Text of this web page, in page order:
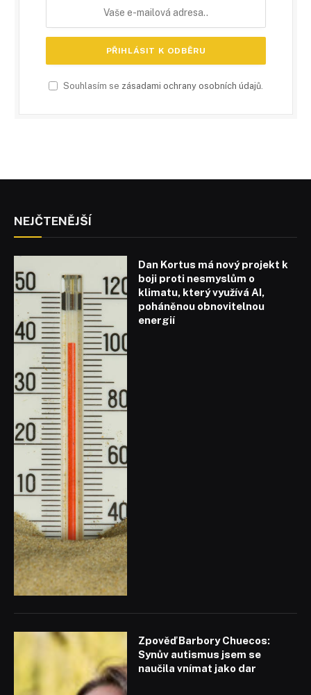
Souhlasím se zásadami ochrany osobních údajů.
NEJČTENĚJŠÍ
Dan Kortus má nový projekt k
boji proti nesmyslům o
klimatu, který využívá AI,
poháněnou obnovitelnou
energií
Zpověď Barbory Chuecos:
Synův autismus jsem se
naučila vnímat jako dar